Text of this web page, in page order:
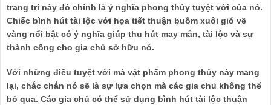
trang trí này đó chính là ý nghĩa phong thủy tuyệt vời của nó.
Chiếc bình hút tài lộc với họa tiết thuận buồm xuôi gió vẽ
vàng nổi bật có ý nghĩa giúp thu hút may mắn, tài lộc và sự
thành công cho gia chủ sở hữu nó.
Với những điều tuyệt vời mà vật phẩm phong thủy này mang
lại, chắc chắn nó sẽ là sự lựa chọn mà các gia chủ không thể
bỏ qua. Các gia chủ có thể sử dụng bình hút tài lộc thuận